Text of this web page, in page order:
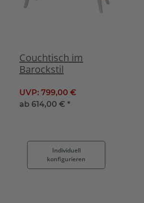
Couchtisch im
Barockstil
UVP: 799,00 €
ab 614,00 € *
Individuell
konfigurieren